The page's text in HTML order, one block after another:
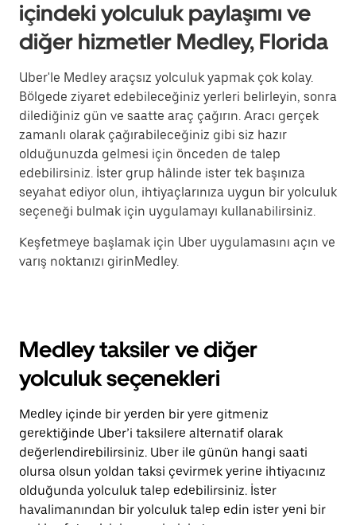
içindeki yolculuk paylaşımı ve
diğer hizmetler Medley, Florida
Uber'le Medley araçsız yolculuk yapmak çok kolay.
Bölgede ziyaret edebileceğiniz yerleri belirleyin, sonra
dilediğiniz gün ve saatte araç çağırın. Aracı gerçek
zamanlı olarak çağırabileceğiniz gibi siz hazır
olduğunuzda gelmesi için önceden de talep
edebilirsiniz. İster grup hâlinde ister tek başınıza
seyahat ediyor olun, ihtiyaçlarınıza uygun bir yolculuk
seçeneği bulmak için uygulamayı kullanabilirsiniz.
Keşfetmeye başlamak için Uber uygulamasını açın ve
varış noktanızı girinMedley.
Medley taksiler ve diğer
yolculuk seçenekleri
Medley içinde bir yerden bir yere gitmeniz
gerektiğinde Uber’i taksilere alternatif olarak
değerlendirebilirsiniz. Uber ile günün hangi saati
olursa olsun yoldan taksi çevirmek yerine ihtiyacınız
olduğunda yolculuk talep edebilirsiniz. İster
havalimanından bir yolculuk talep edin ister yeni bir